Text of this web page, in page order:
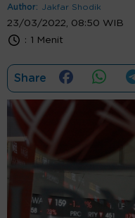
Author: Jakfar Shodik
23/03/2022, 08:50 WIB
: 1 Menit
Share